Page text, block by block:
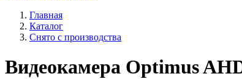
Главная
Каталог
Снято с производства
Видеокамера Optimus